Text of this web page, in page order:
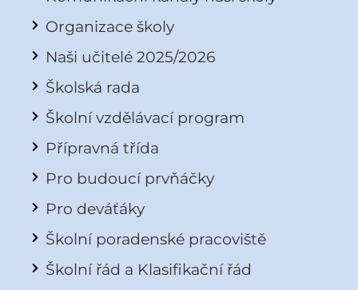
Organizace školy
Naši učitelé 2025/2026
Školská rada
Školní vzdělávací program
Přípravná třída
Pro budoucí prvňáčky
Pro deváťáky
Školní poradenské pracoviště
Školní řád a Klasifikační řád